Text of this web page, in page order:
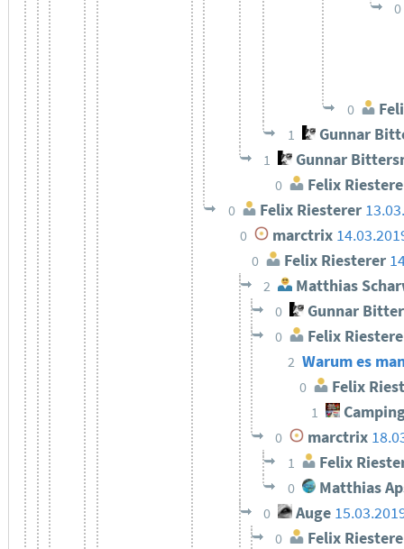
0
0
1 Gunnar
1 Gunnar
0 Felix
0 Felix Riesterer
0 marctrix
0 Felix Riesterer
2 Matthias
0 Gunnar
0 Felix
2 Warum es
0 Felix
1
0 marctrix
1 Felix
0 Matthias
0 Auge
0 Felix